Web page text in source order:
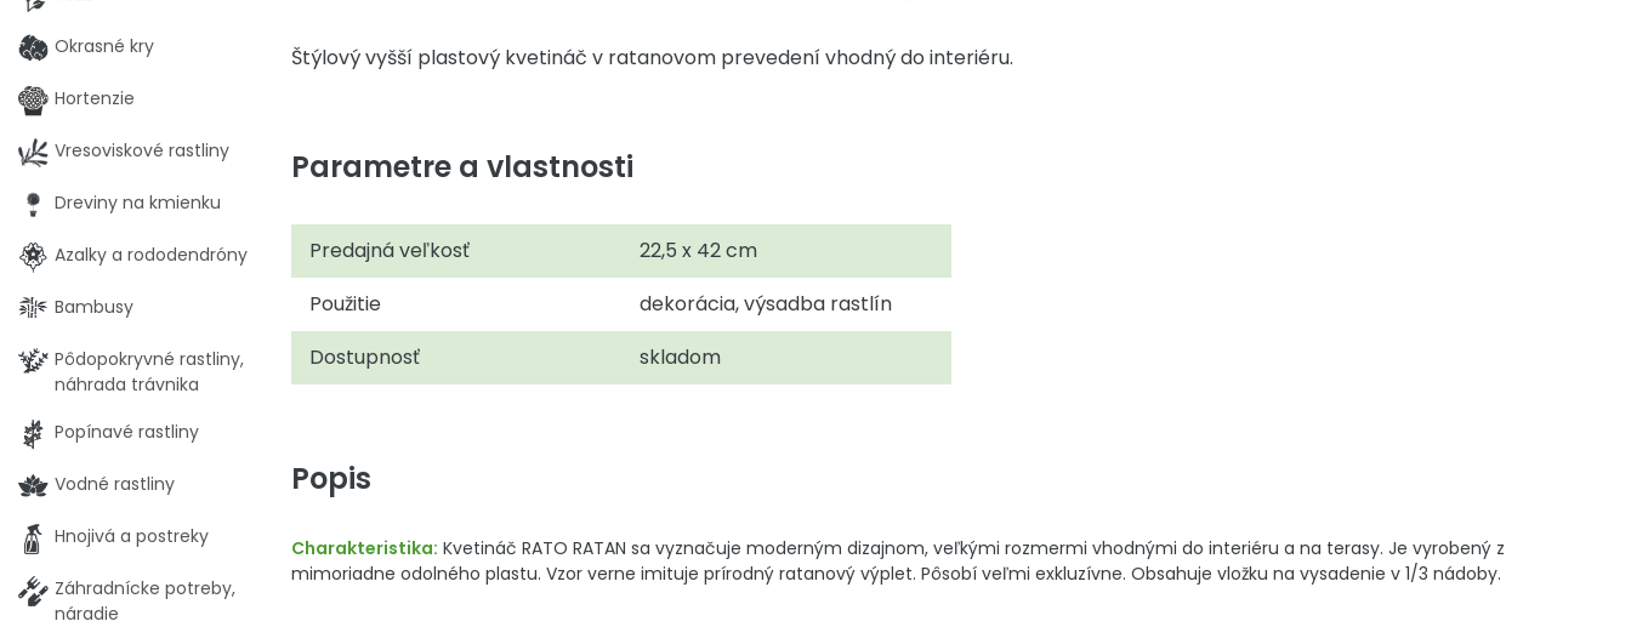
Štýlový vyšší plastový kvetináč v ratanovom prevedení vhodný do interiéru.
Parametre a vlastnosti
Predajná veľkosť
22,5 x 42 cm
Použitie
dekorácia, výsadba rastlín
Dostupnosť
skladom
Popis
Charakteristika: Kvetináč RATO RATAN sa vyznačuje moderným dizajnom, veľkými rozmermi vhodnými do interiéru a na terasy. Je vyrobený z
mimoriadne odolného plastu. Vzor verne imituje prírodný ratanový výplet. Pôsobí veľmi exkluzívne. Obsahuje vložku na vysadenie v 1/3 nádoby.
Okrasné kry
Hortenzie
Vresoviskové rastliny
Dreviny na kmienku
Azalky a rododendróny
Bambusy
Pôdopokryvné rastliny,
náhrada trávnika
Popínavé rastliny
Vodné rastliny
Hnojivá a postreky
Záhradnícke potreby,
náradie